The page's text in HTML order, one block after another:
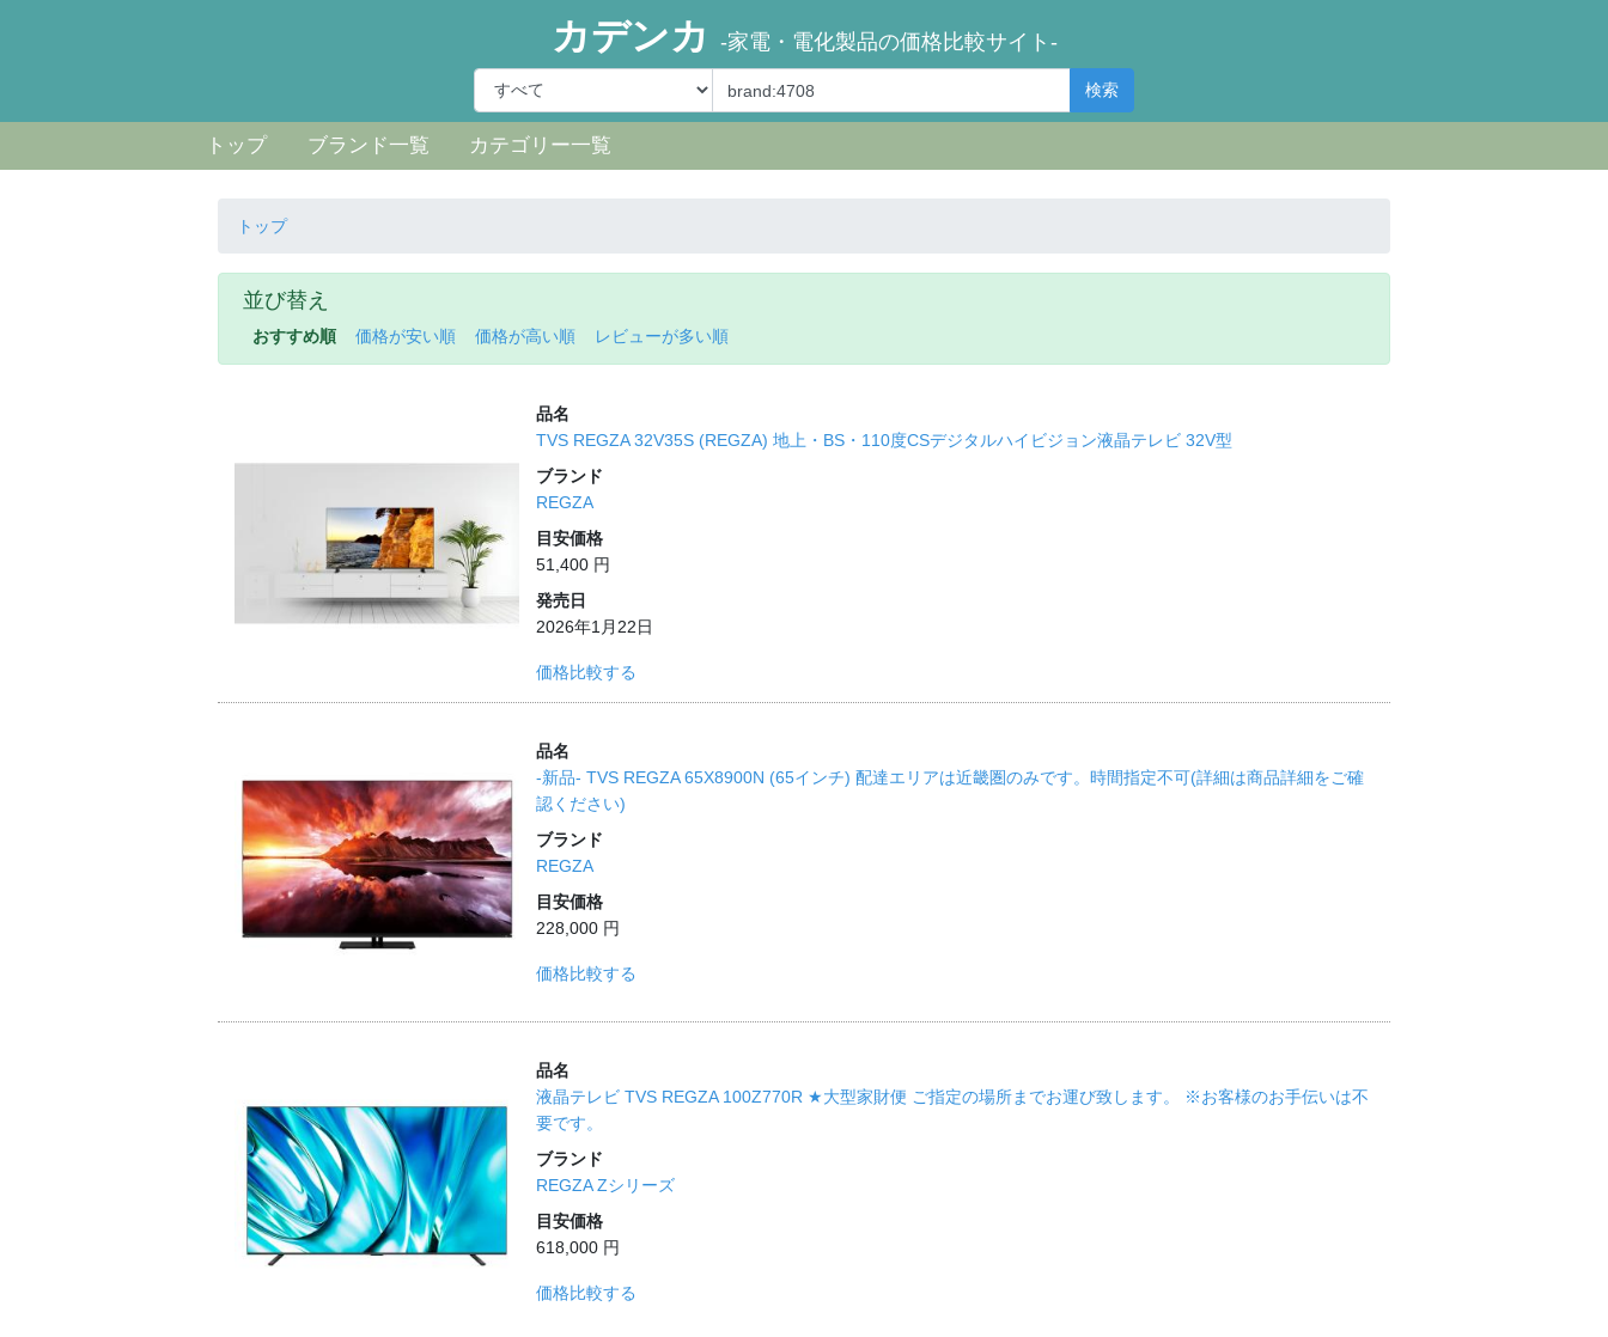
カデンカ -家電・電化製品の価格比較サイト-
検索
トップ ブランド一覧 カテゴリー一覧
トップ
並び替え
おすすめ順 価格が安い順 価格が高い順 レビューが多い順
品名
TVS REGZA 32V35S (REGZA) 地上・BS・110度CSデジタルハイビジョン液晶テレビ 32V型
ブランド
REGZA
目安価格
51,400 円
発売日
2026年1月22日
価格比較する
品名
-新品‐ TVS REGZA 65X8900N (65インチ) 配達エリアは近畿圏のみです。時間指定不可(詳細は商品詳細をご確
認ください)
ブランド
REGZA
目安価格
228,000 円
価格比較する
品名
液晶テレビ TVS REGZA 100Z770R ★大型家財便 ご指定の場所までお運び致します。 ※お客様のお手伝いは不
要です。
ブランド
REGZA Zシリーズ
目安価格
618,000 円
価格比較する